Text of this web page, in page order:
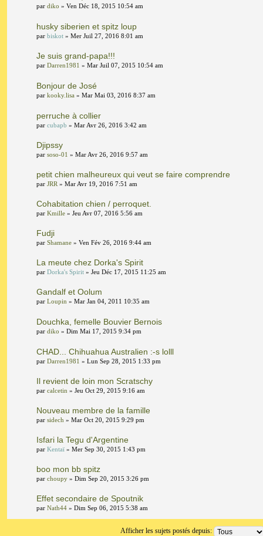
par diko » Ven Déc 18, 2015 10:54 am
husky siberien et spitz loup
par biskot » Mer Juil 27, 2016 8:01 am
Je suis grand-papa!!!
par Darren1981 » Mar Juil 07, 2015 10:54 am
Bonjour de José
par kooky.lisa » Mar Mai 03, 2016 8:37 am
perruche à collier
par cubapb » Mar Avr 26, 2016 3:42 am
Djipssy
par soso-01 » Mar Avr 26, 2016 9:57 am
petit chien malheureux qui veut se faire comprendre
par JRR » Mar Avr 19, 2016 7:51 am
Cohabitation chien / perroquet.
par Kmille » Jeu Avr 07, 2016 5:56 am
Fudji
par Shamane » Ven Fév 26, 2016 9:44 am
La meute chez Dorka's Spirit
par Dorka's Spirit » Jeu Déc 17, 2015 11:25 am
Gandalf et Oolum
par Loupin » Mar Jan 04, 2011 10:35 am
Douchka, femelle Bouvier Bernois
par diko » Dim Mai 17, 2015 9:34 pm
CHAD... Chihuahua Australien :-s lolll
par Darren1981 » Lun Sep 28, 2015 1:33 pm
Il revient de loin mon Scratschy
par calcetin » Jeu Oct 29, 2015 9:16 am
Nouveau membre de la famille
par sidech » Mar Oct 20, 2015 9:29 pm
Isfari la Tegu d'Argentine
par Kentaï » Mer Sep 30, 2015 1:43 pm
boo mon bb spitz
par choupy » Dim Sep 20, 2015 3:26 pm
Effet secondaire de Spoutnik
par Nath44 » Dim Sep 06, 2015 5:38 am
Afficher les sujets postés depuis: